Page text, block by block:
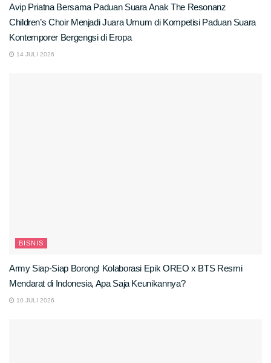
Avip Priatna Bersama Paduan Suara Anak The Resonanz
Children’s Choir Menjadi Juara Umum di Kompetisi Paduan Suara
Kontemporer Bergengsi di Eropa
14 JULI 2026
BISNIS
Army Siap-Siap Borong! Kolaborasi Epik OREO x BTS Resmi
Mendarat di Indonesia, Apa Saja Keunikannya?
10 JULI 2026